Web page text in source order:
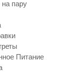
на пару
Питание